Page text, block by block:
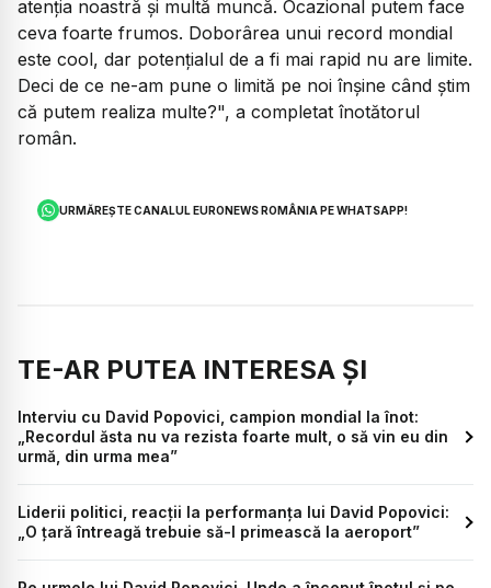
atenţia noastră şi multă muncă. Ocazional putem face
ceva foarte frumos. Doborârea unui record mondial
este cool, dar potenţialul de a fi mai rapid nu are limite.
Deci de ce ne-am pune o limită pe noi înşine când ştim
că putem realiza multe?", a completat înotătorul
român.
URMĂREȘTE CANALUL EURONEWS ROMÂNIA PE WHATSAPP!
TE-AR PUTEA INTERESA ȘI
Interviu cu David Popovici, campion mondial la înot:
„Recordul ăsta nu va rezista foarte mult, o să vin eu din
urmă, din urma mea”
Liderii politici, reacții la performanța lui David Popovici:
„O țară întreagă trebuie să-l primească la aeroport”